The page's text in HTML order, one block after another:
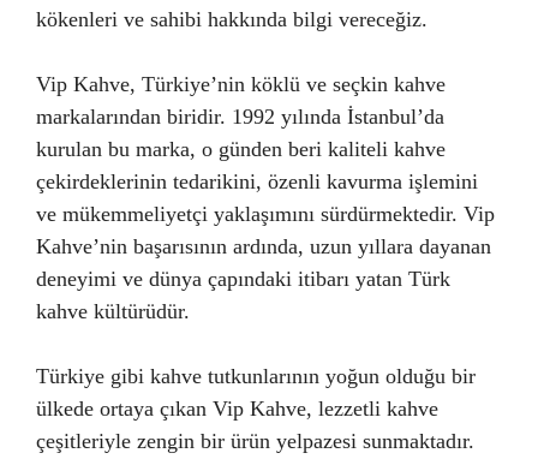
kökenleri ve sahibi hakkında bilgi vereceğiz.
Vip Kahve, Türkiye’nin köklü ve seçkin kahve
markalarından biridir. 1992 yılında İstanbul’da
kurulan bu marka, o günden beri kaliteli kahve
çekirdeklerinin tedarikini, özenli kavurma işlemini
ve mükemmeliyetçi yaklaşımını sürdürmektedir. Vip
Kahve’nin başarısının ardında, uzun yıllara dayanan
deneyimi ve dünya çapındaki itibarı yatan Türk
kahve kültürüdür.
Türkiye gibi kahve tutkunlarının yoğun olduğu bir
ülkede ortaya çıkan Vip Kahve, lezzetli kahve
çeşitleriyle zengin bir ürün yelpazesi sunmaktadır.